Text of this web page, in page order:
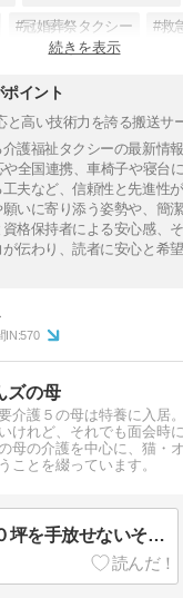
#冠婚葬祭タクシー #救
続きを表示
イント
と高い技術力を誇る搬送サ
護福祉タクシーの最新情
全国連携、車椅子や寝台
夫など、信頼性と先進性が
いに寄り添う姿勢や、簡
格保持者による安心感、
伝わり、読者に安心と希
IN:570
ズの母
介護５の母は特養に入居
けれど、それでも面会時
母の介護を中心に、猫・
ことを綴っています。
土の有難み？ ３００坪を手放せないその理由は…